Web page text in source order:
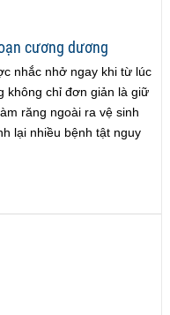
cương dương
nhắc nhở ngay khi từ lúc
không chỉ đơn giản là giữ
răng ngoài ra vệ sinh
lại nhiều bệnh tật nguy